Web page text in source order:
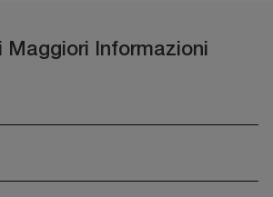
Maggiori Informazioni